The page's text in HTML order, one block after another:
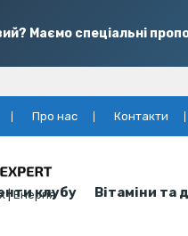
Маємо спеціальні
Про нас Контакти
| Енергіяклубу Вітаміни та